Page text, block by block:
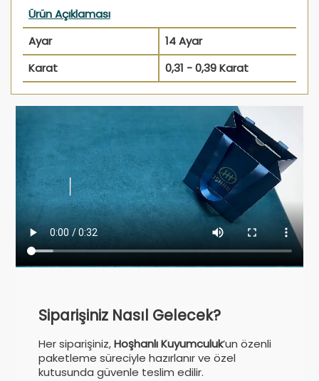
Ürün Açıklaması
Ayar
14 Ayar
Karat
0,31 - 0,39 Karat
Siparişiniz Nasıl Gelecek?
Her siparişiniz,Hoşhanlı Kuyumculuk’un özenli
paketleme süreciyle hazırlanır ve özel
kutusunda güvenle teslim edilir.